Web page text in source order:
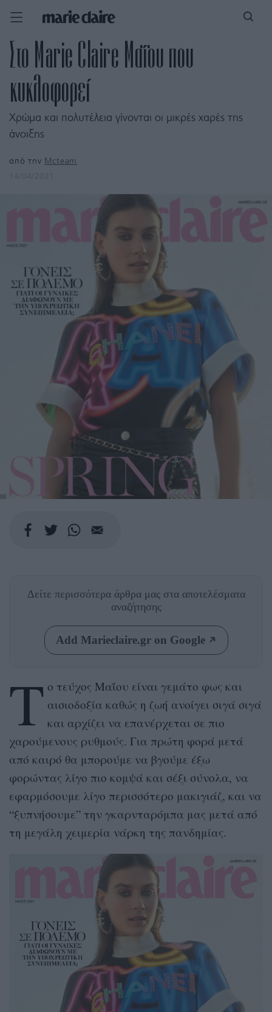
Στο Marie Claire Μαΐου που
κυκλοφορεί
Χρώμα και πολυτέλεια γίνονται οι μικρές χαρές της
άνοιξης
από την Mcteam
Δείτε περισσότερα άρθρα μας στα αποτελέσματα
αναζήτησης
Add Marieclaire.gr on Google
Τ ο τεύχος Μαΐου είναι γεμάτο φως και
αισιοδοξία καθώς η ζωή ανοίγει σιγά σιγά
και αρχίζει να επανέρχεται σε πιο
χαρούμενους ρυθμούς. Για πρώτη φορά μετά
από καιρό θα μπορούμε να βγούμε έξω
φορώντας λίγο πιο κομψά και σέξι σύνολα, να
εφαρμόσουμε λίγο περισσότερο μακιγιάζ, και να
“ξυπνήσουμε” την γκαρνταρόμπα μας μετά από
τη μεγάλη χειμερία νάρκη της πανδημίας.